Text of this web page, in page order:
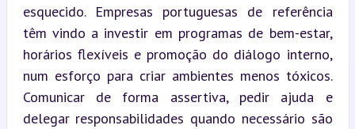
esquecido. Empresas portuguesas de referência
têm vindo a investir em programas de bem-estar,
horários flexíveis e promoção do diálogo interno,
num esforço para criar ambientes menos tóxicos.
Comunicar de forma assertiva, pedir ajuda e
delegar responsabilidades quando necessário são